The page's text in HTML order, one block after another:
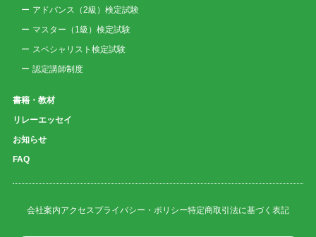
アドバンス（2級）検定試験
マスター（1級）検定試験
スペシャリスト検定試験
認定講師制度
書籍・教材
リレーエッセイ
お知らせ
FAQ
会社案内アクセスプライバシー・ポリシー特定商取引法に基づく表記